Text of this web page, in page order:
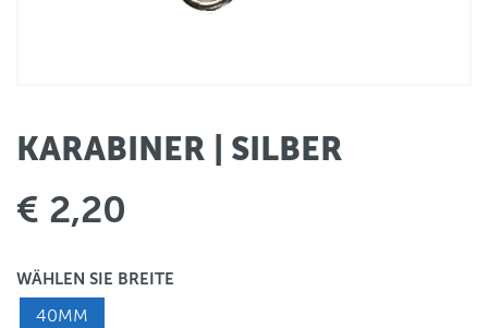
KARABINER | SILBER
€ 2,20
WÄHLEN SIE BREITE
40MM